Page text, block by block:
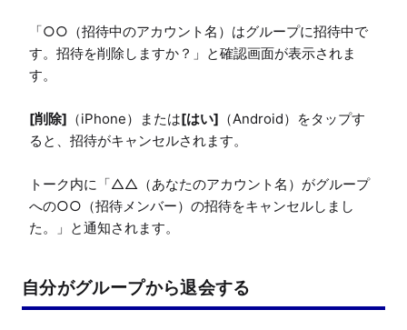
「○○（招待中のアカウント名）はグループに招待中で
す。招待を削除しますか？」と確認画面が表示されま
す。
[削除] （iPhone）または[はい] （Android）をタップす
ると、招待がキャンセルされます。
トーク内に「△△（あなたのアカウント名）がグループ
への○○（招待メンバー）の招待をキャンセルしまし
た。」と通知されます。
自分がグループから退会する